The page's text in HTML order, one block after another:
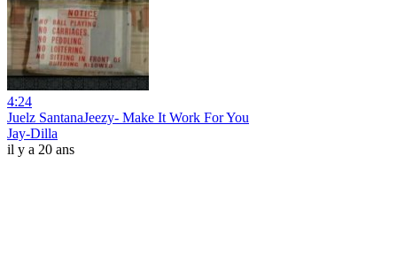
4:24
Juelz SantanaJeezy- Make It Work For You
Jay-Dilla
il y a 20 ans